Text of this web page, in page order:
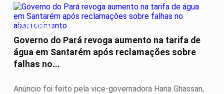
SANTARÉM
Governo do Pará revoga aumento na tarifa de
água em Santarém após reclamações sobre
falhas no...
Anúncio foi feito pela vice-governadora Hana Ghassan,